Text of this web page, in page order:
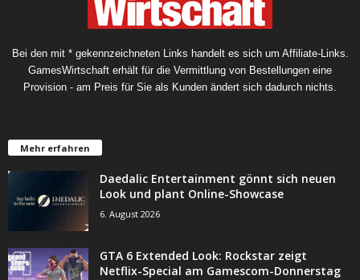
Bei den mit * gekennzeichneten Links handelt es sich um Affiliate-Links.
GamesWirtschaft erhält für die Vermittlung von Bestellungen eine
Provision - am Preis für Sie als Kunden ändert sich dadurch nichts.
Mehr erfahren
Daedalic Entertainment gönnt sich neuen
Look und plant Online-Showcase
6. August 2026
GTA 6 Extended Look: Rockstar zeigt
Netflix-Special am Gamescom-Donnerstag